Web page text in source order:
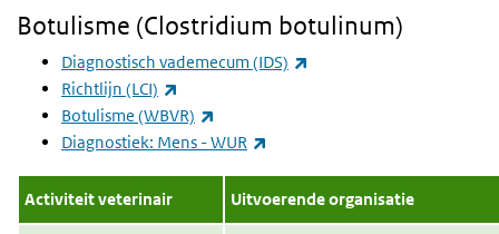
Botulisme (Clostridium botulinum)
Diagnostisch vademecum (IDS)
Richtlijn (LCI)
Botulisme (WBVR)
Diagnostiek: Mens - WUR
Activiteit veterinair Uitvoerende organisatie